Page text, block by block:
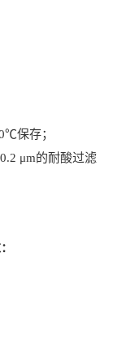
保存；
μm的耐酸过滤